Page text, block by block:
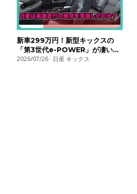
新車299万円！新型キックスの
「第3世代e-POWER」が凄い…
日産は高速走行の弱点を克服した
2026/07/26 日産 キックス